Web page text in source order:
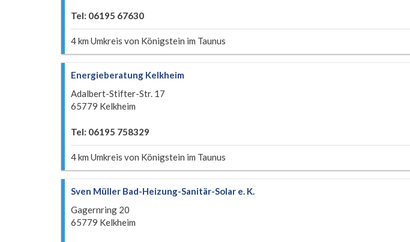
Tel: 06195 67630
4 km Umkreis von Königstein im Taunus
Energieberatung Kelkheim
Adalbert-Stifter-Str. 17
65779 Kelkheim
Tel: 06195 758329
4 km Umkreis von Königstein im Taunus
Sven Müller Bad-Heizung-Sanitär-Solar e. K.
Gagernring 20
65779 Kelkheim